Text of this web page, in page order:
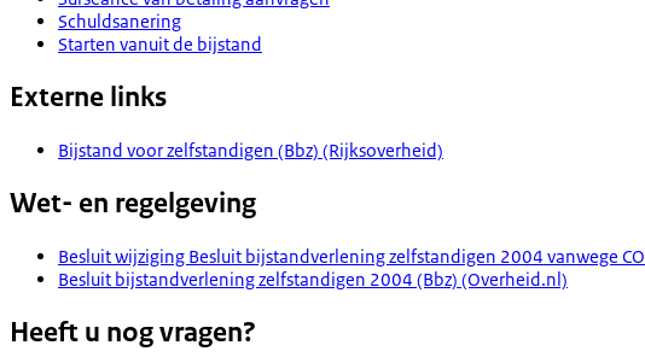
Schuldsanering
Starten vanuit de bijstand
Externe links
Bijstand voor zelfstandigen (Bbz) (Rijksoverheid)
Wet- en regelgeving
Besluit wijziging Besluit bijstandverlening zelfstandigen 2004 vanwege
Besluit bijstandverlening zelfstandigen 2004 (Bbz) (Overheid.nl)
Heeft u nog vragen?